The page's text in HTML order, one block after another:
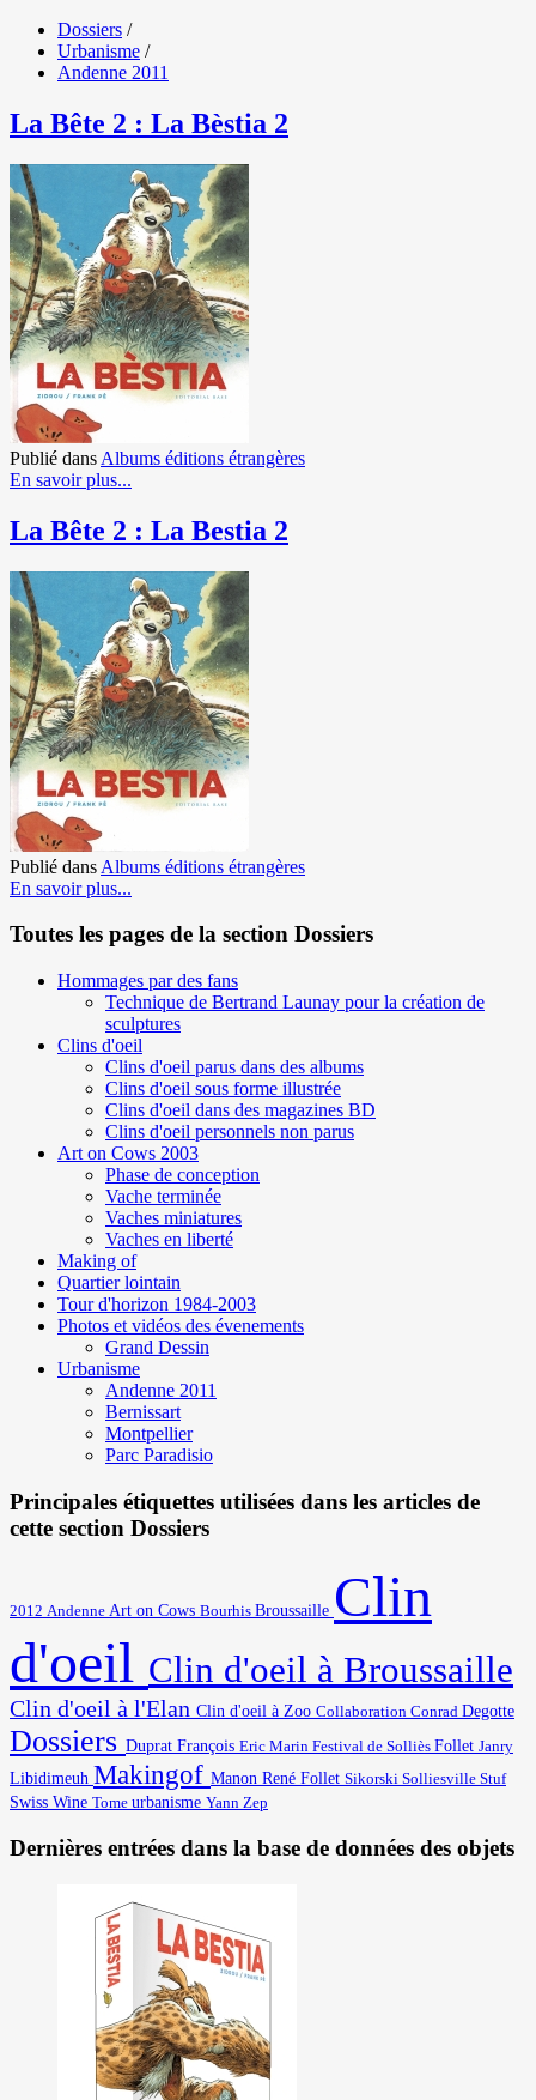
Dossiers /
Urbanisme /
Andenne 2011
La Bête 2 : La Bèstia 2
Publié dans Albums éditions étrangères
En savoir plus...
La Bête 2 : La Bestia 2
Publié dans Albums éditions étrangères
En savoir plus...
Toutes les pages de la section Dossiers
Hommages par des fans
Technique de Bertrand Launay pour la création de
sculptures
Clins d'oeil
Clins d'oeil parus dans des albums
Clins d'oeil sous forme illustrée
Clins d'oeil dans des magazines BD
Clins d'oeil personnels non parus
Art on Cows 2003
Phase de conception
Vache terminée
Vaches miniatures
Vaches en liberté
Making of
Quartier lointain
Tour d'horizon 1984-2003
Photos et vidéos des évenements
Grand Dessin
Urbanisme
Andenne 2011
Bernissart
Montpellier
Parc Paradisio
Principales étiquettes utilisées dans les articles de
cette section Dossiers
2012 Andenne Art on Cows Bourhis Broussaille Clin
d'oeil Clin d'oeil à Broussaille
Clin d'oeil à l'Elan Clin d'oeil à Zoo Collaboration Conrad Degotte
Dossiers Duprat François Eric Marin Festival de Solliès Follet Janry
Libidimeuh Makingof Manon René Follet Sikorski Solliesville Stuf
Swiss Wine Tome urbanisme Yann Zep
Dernières entrées dans la base de données des objets